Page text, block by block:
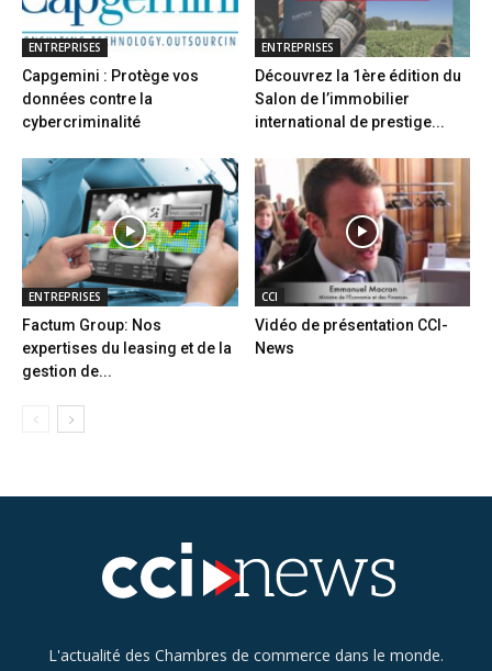
ENTREPRISES
Capgemini : Protège vos
données contre la
cybercriminalité
ENTREPRISES
Découvrez la 1ère édition du
Salon de l’immobilier
international de prestige...
ENTREPRISES
Factum Group: Nos
expertises du leasing et de la
gestion de...
CCI
Vidéo de présentation CCI-
News
L'actualité des Chambres de commerce dans le monde.